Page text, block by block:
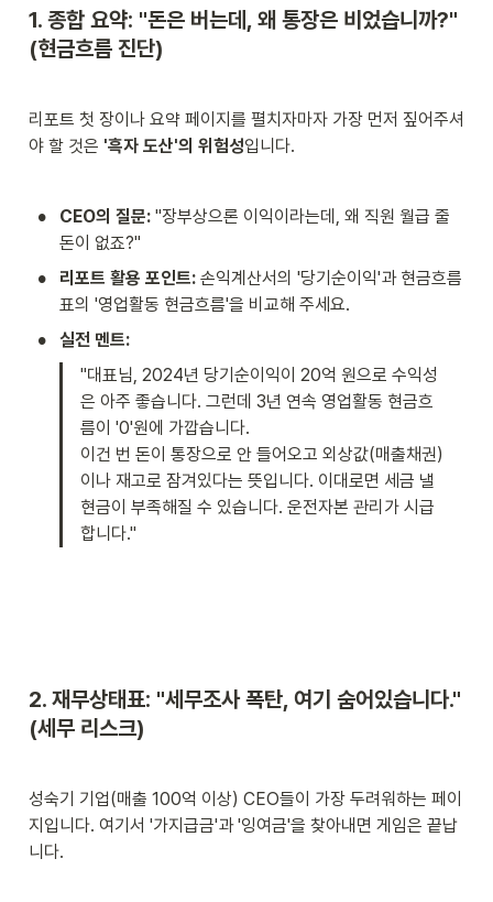
1. 종합 요약: "돈은 버는데, 왜 통장은 비었습니까?"
(현금흐름 진단)
리포트 첫 장이나 요약 페이지를 펼치자마자 가장 먼저 짚어주셔
야 할 것은 '흑자 도산'의 위험성입니다.
• CEO의 질문: "장부상으론 이익이라는데, 왜 직원 월급 줄
돈이 없죠?"
• 리포트 활용 포인트: 손익계산서의 '당기순이익'과 현금흐름
표의 '영업활동 현금흐름'을 비교해 주세요.
•
실전 멘트:
"대표님, 2024년 당기순이익이 20억 원으로 수익성
은 아주 좋습니다. 그런데 3년 연속 영업활동 현금흐
름이 '0'원에 가깝습니다.
이건 번 돈이 통장으로 안 들어오고 외상값(매출채권)
이나 재고로 잠겨있다는 뜻입니다. 이대로면 세금 낼
현금이 부족해질 수 있습니다. 운전자본 관리가 시급
합니다."
2. 재무상태표: "세무조사 폭탄, 여기 숨어있습니다."
(세무 리스크)
성숙기 기업(매출 100억 이상) CEO들이 가장 두려워하는 페이
지입니다. 여기서 '가지급금'과 '잉여금'을 찾아내면 게임은 끝납
니다.